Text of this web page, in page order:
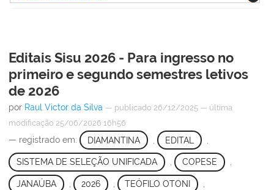
Editais Sisu 2026 - Para ingresso no
primeiro e segundo semestres letivos
de 2026
por Raul Victor da Silva — publicado 26/12/2025 — última
modificação 25/06/2026 16h56
— registrado em: DIAMANTINA EDITAL
SISTEMA DE SELEÇÃO UNIFICADA , COPESE ,
JANAÚBA 2026 TEÓFILO OTONI